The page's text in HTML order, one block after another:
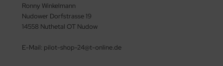
Ronny Winkelmann
Nudower Dorfstrasse 19
14558 Nuthetal OT Nudow
E-Mail: pilot-shop-24@t-online.de